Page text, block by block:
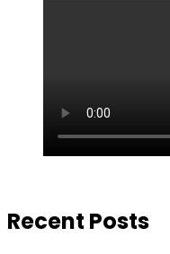
Recent Posts